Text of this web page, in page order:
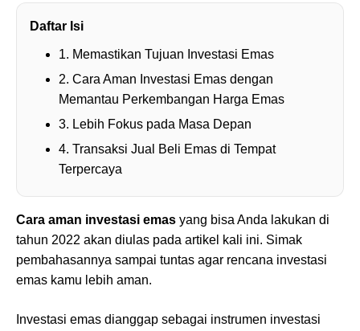
Daftar Isi
1. Memastikan Tujuan Investasi Emas
2. Cara Aman Investasi Emas dengan
Memantau Perkembangan Harga Emas
3. Lebih Fokus pada Masa Depan
4. Transaksi Jual Beli Emas di Tempat
Terpercaya
Cara aman investasi emas yang bisa Anda lakukan di
tahun 2022 akan diulas pada artikel kali ini. Simak
pembahasannya sampai tuntas agar rencana investasi
emas kamu lebih aman.
Investasi emas dianggap sebagai instrumen investasi